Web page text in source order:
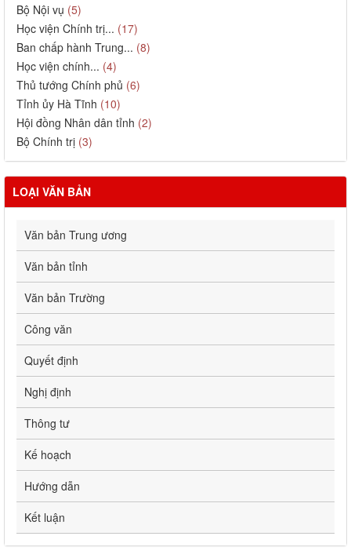
Bộ Nội vụ (5)
Học viện Chính trị... (17)
Ban chấp hành Trung... (8)
Học viện chính... (4)
Thủ tướng Chính phủ (6)
Tỉnh ủy Hà Tĩnh (10)
Hội đồng Nhân dân tỉnh (2)
Bộ Chính trị (3)
LOẠI VĂN BẢN
Văn bản Trung ương
Văn bản tỉnh
Văn bản Trường
Công văn
Quyết định
Nghị định
Thông tư
Kế hoạch
Hướng dẫn
Kết luận